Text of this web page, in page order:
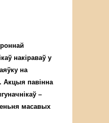
накіраваў у
на
Акцыя павінна
–
масавых